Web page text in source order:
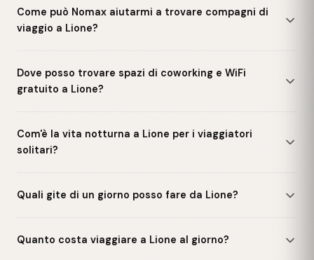
Come può Nomax aiutarmi a trovare compagni di
viaggio a Lione?
Dove posso trovare spazi di coworking e WiFi
gratuito a Lione?
Com'è la vita notturna a Lione per i viaggiatori
solitari?
Quali gite di un giorno posso fare da Lione?
Quanto costa viaggiare a Lione al giorno?